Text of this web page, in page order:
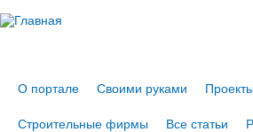
О портале Своими руками
Строительные фирмы Все статьи